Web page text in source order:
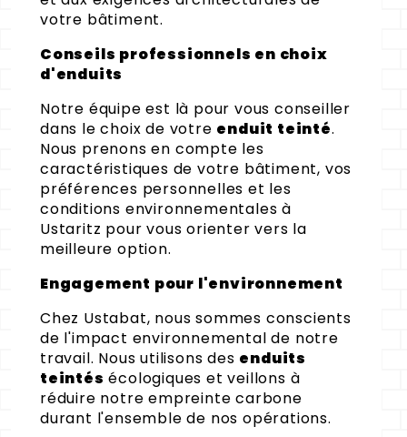
votre bâtiment.
Conseils professionnels en choix
d'enduits
Notre équipe est là pour vous conseiller
dans le choix de votre enduit teinté.
Nous prenons en compte les
caractéristiques de votre bâtiment, vos
préférences personnelles et les
conditions environnementales à
Ustaritz pour vous orienter vers la
meilleure option.
Engagement pour l'environnement
Chez Ustabat, nous sommes conscients
de l'impact environnemental de notre
travail. Nous utilisons des enduits
teintés écologiques et veillons à
réduire notre empreinte carbone
durant l'ensemble de nos opérations.